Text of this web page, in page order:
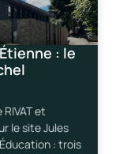
: le
et
le site Jules
: trois